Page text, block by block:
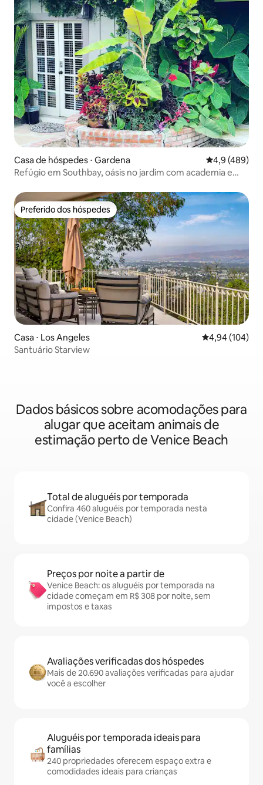
Casa de hóspedes ⋅ Gardena 4,9 de uma
4,9 (489)
Refúgio em Southbay, oásis no jardim com academia e
Preferido dos hóspedes
Preferido dos hóspedes
Casa ⋅ Los Angeles 4,94 de uma
4,94 (104)
Santuário Starview
Dados básicos sobre acomodações para
alugar que aceitam animais de
estimação perto de Venice Beach
Total de aluguéis por temporada
Confira 460 aluguéis por temporada nesta
cidade (Venice Beach)
Preços por noite a partir de
Venice Beach: os aluguéis por temporada na
cidade começam em R$ 308 por noite, sem
impostos e taxas
Avaliações verificadas dos hóspedes
Mais de 20.690 avaliações verificadas para ajudar
você a escolher
Aluguéis por temporada ideais para
famílias
240 propriedades oferecem espaço extra e
comodidades ideais para crianças